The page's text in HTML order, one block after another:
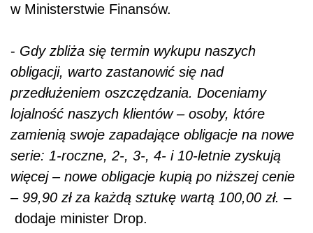
w Ministerstwie Finansów.
- Gdy zbliża się termin wykupu naszych
obligacji, warto zastanowić się nad
przedłużeniem oszczędzania. Doceniamy
lojalność naszych klientów – osoby, które
zamienią swoje zapadające obligacje na nowe
serie: 1-roczne, 2-, 3-, 4- i 10-letnie zyskują
więcej – nowe obligacje kupią po niższej cenie
– 99,90 zł za każdą sztukę wartą 100,00 zł. –
dodaje minister Drop.